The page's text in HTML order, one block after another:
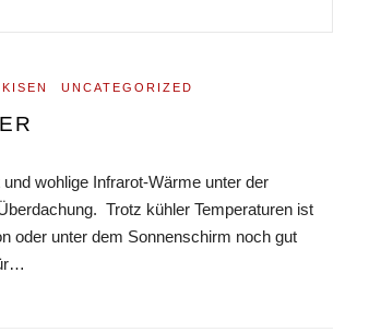
UNCATEGORIZED
wohlige Infrarot-Wärme unter der
Trotz kühler Temperaturen ist
oder unter dem Sonnenschirm noch gut